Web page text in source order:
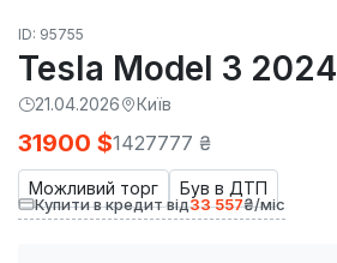
ID: 95755
Tesla Model 3 2024
21.04.2026 Київ
Можливий торг Був в ДТП
31900 $1427777 ₴
Купити в кредит від33 557₴/міс